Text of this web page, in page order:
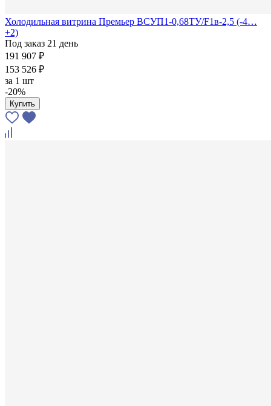
Холодильная витрина Премьер ВСУП1-0,68ТУ/F1в-2,5 (-4…
+2)
Под заказ 21 день
191 907 ₽
153 526 ₽
за 1 шт
-20%
Купить